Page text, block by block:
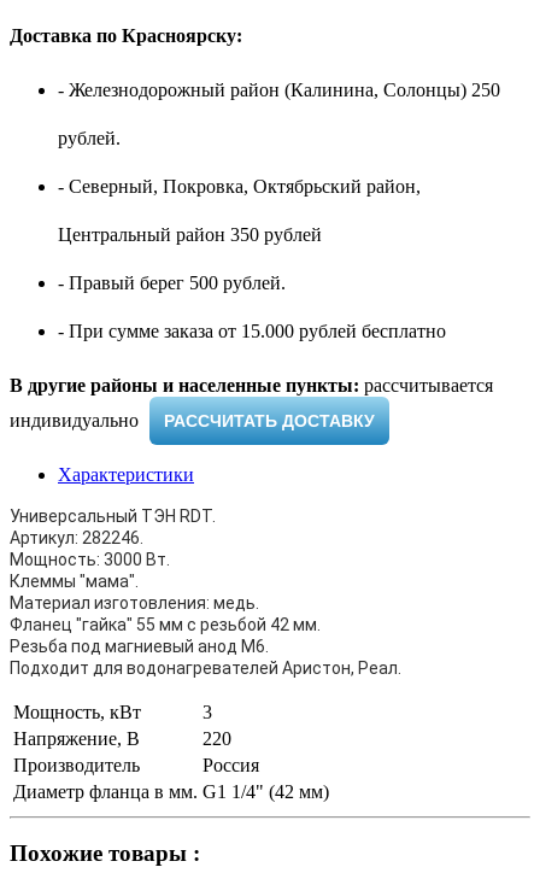
Доставка по Красноярску:
- Железнодорожный район (Калинина, Солонцы) 250
рублей.
- Северный, Покровка, Октябрьский район,
Центральный район 350 рублей
- Правый берег 500 рублей.
- При сумме заказа от 15.000 рублей бесплатно
В другие районы и населенные пункты: рассчитывается
индивидуально ​
РАССЧИТАТЬ ДОСТАВКУ
Характеристики
Универсальный ТЭН RDT.
Артикул: 282246.
Мощность: 3000 Вт.
Клеммы "мама".
Материал изготовления: медь.
Фланец "гайка" 55 мм с резьбой 42 мм.
Резьба под магниевый анод М6.
Подходит для водонагревателей Аристон, Реал.
Мощность, кВт
3
Напряжение, В
220
Производитель
Россия
Диаметр фланца в мм. G1 1/4" (42 мм)
Похожие товары :